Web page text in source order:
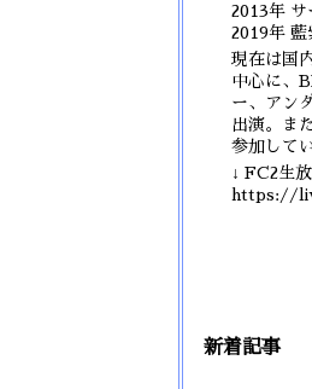
2013年 サ
2019年 藍
現在は国
中心に、
ー、アン
出演。ま
参加して
↓ FC2生
https://
新着記事